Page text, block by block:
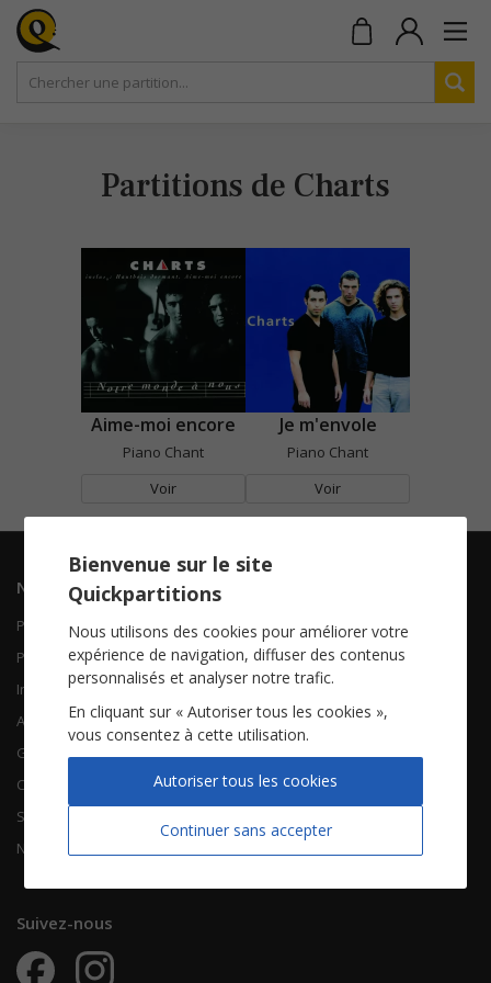
Partitions de Charts
Aime-moi encore
Piano Chant
Voir
Je m'envole
Piano Chant
Voir
Navigation
Piano Chant
Piano Solo
Instruments solistes
Accordéon
Guitare
Chorales
Songbooks
Nouvelles partitions
Contactez-nous
Qui sommes-nous
FAQ
À propos
CGV
Mentions légales
Vie privée
Suivez-nous
Bienvenue sur le site
Quickpartitions
Nous utilisons des cookies pour améliorer votre
expérience de navigation, diffuser des contenus
personnalisés et analyser notre trafic.
En cliquant sur « Autoriser tous les cookies »,
vous consentez à cette utilisation.
Continuer sans accepter
Autoriser tous les cookies